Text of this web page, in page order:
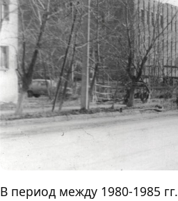
В период между 1980-1985 гг.